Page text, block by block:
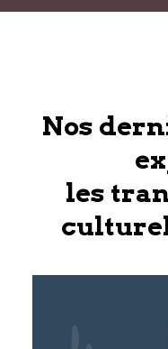
Nos
les